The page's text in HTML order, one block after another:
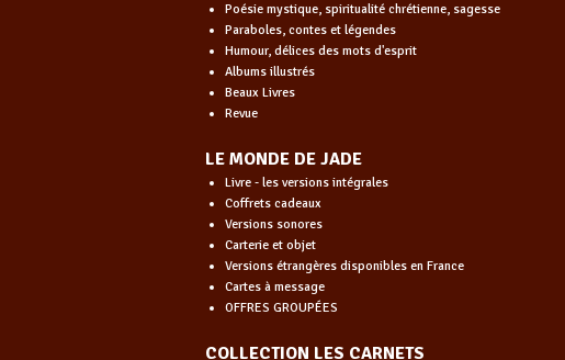
Poésie mystique, spiritualité chrétienne, sagesse
Paraboles, contes et légendes
Humour, délices des mots d'esprit
Albums illustrés
Beaux Livres
Revue
LE MONDE DE JADE
Livre - les versions intégrales
Coffrets cadeaux
Versions sonores
Carterie et objet
Versions étrangères disponibles en France
Cartes à message
OFFRES GROUPÉES
COLLECTION LES CARNETS